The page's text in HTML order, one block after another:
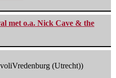
met o.a. Nick Cave & the
(Utrecht))